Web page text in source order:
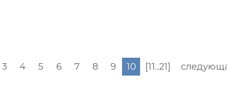
3 4 5 6 7 8 9 10 [11..21]